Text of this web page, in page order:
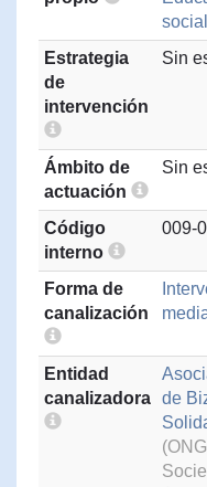
Estrategia
de
intervención
Sin
Ámbito de
actuación
Sin
Código
interno
009-
Forma de
canalización
Entidad
canalizadora de